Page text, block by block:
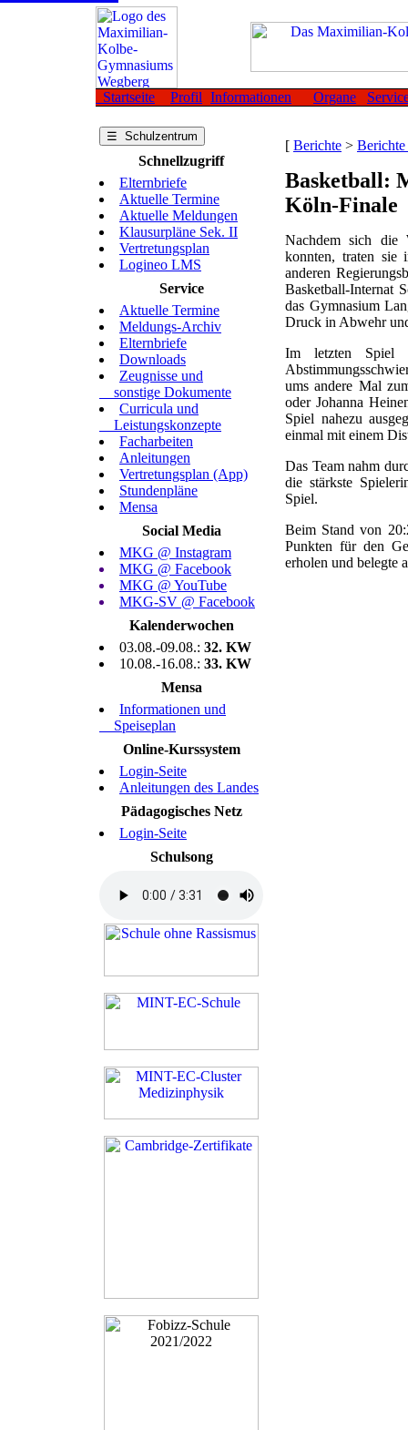
Startseite Profil Informationen Organe
☰ Schulzentrum
Schnellzugriff
Elternbriefe
Aktuelle Termine
Aktuelle Meldungen
Klausurpläne Sek. II
Vertretungsplan
Logineo LMS
Service
Aktuelle Termine
Meldungs-Archiv
Elternbriefe
Downloads
Zeugnisse und
sonstige Dokumente
Curricula und
Leistungskonzepte
Facharbeiten
Anleitungen
Vertretungsplan (App)
Stundenpläne
Mensa
Social Media
MKG @ Instagram
MKG @ Facebook
MKG @ YouTube
MKG-SV @ Facebook
Kalenderwochen
03.08.-09.08.: 32. KW
10.08.-16.08.: 33. KW
Mensa
Informationen und
Speiseplan
Online-Kurssystem
Login-Seite
Anleitungen des Landes
Pädagogisches Netz
Login-Seite
Schulsong
[ Berichte >
Basketball:
Köln-Finale
Nachdem sich die
konnten, traten sie
anderen
Basketball-Internat
das Gymnasium
Druck in Abwehr
Im letzten Spiel
ums andere Mal
oder Johanna
Spiel nahezu
einmal mit einem
Das Team nahm
die stärkste
Spiel.
Beim Stand von
Punkten für den
erholen und belegte